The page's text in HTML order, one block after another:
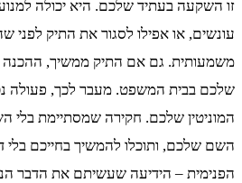
זו השקעה בעתיד שלכם. היא יכולה
עונשים, או אפילו לסגור את התיק לפני
משמעותית. גם אם התיק ממשיך,
שלכם בבית המשפט. מעבר לכך, פעולה
המוניטין שלכם. חקירה שמסתיימת
השם שלכם, ותוכלו להמשיך בחייכם
הפנימית – הידיעה שעשיתם את הדבר